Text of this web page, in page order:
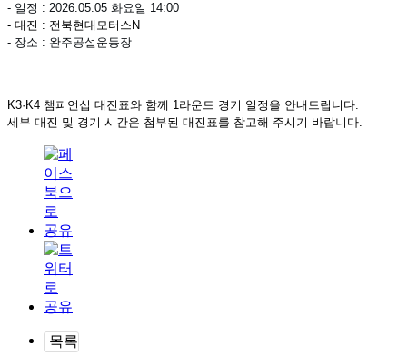
- 일정 : 2026.05.05 화요일 14:00
- 대진 : 전북현대모터스N
- 장소 : 완주공설운동장
K3·K4 챔피언십 대진표와 함께 1라운드 경기 일정을 안내드립니다.
세부 대진 및 경기 시간은 첨부된 대진표를 참고해 주시기 바랍니다.
목록